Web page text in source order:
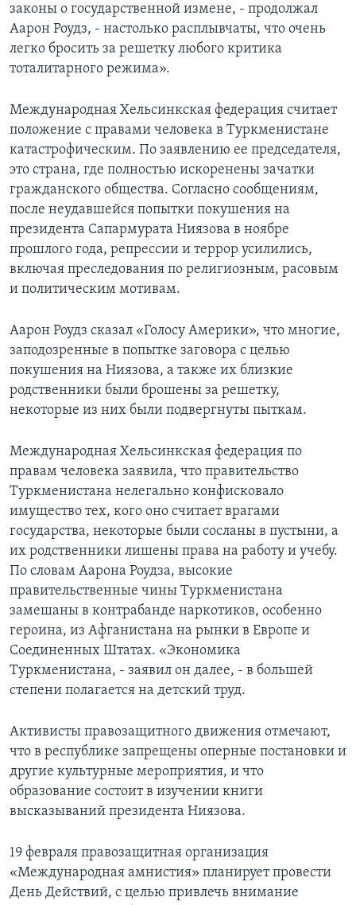
законы о государственной измене, - продолжал
Аарон Роудз, - настолько расплывчаты, что очень
легко бросить за решетку любого критика
тоталитарного режима».
Международная Хельсинкская федерация считает
положение с правами человека в Туркменистане
катастрофическим. По заявлению ее председателя,
это страна, где полностью искоренены зачатки
гражданского общества. Согласно сообщениям,
после неудавшейся попытки покушения на
президента Сапармурата Ниязова в ноябре
прошлого года, репрессии и террор усилились,
включая преследования по религиозным, расовым
и политическим мотивам.
Аарон Роудз сказал «Голосу Америки», что многие,
заподозренные в попытке заговора с целью
покушения на Ниязова, а также их близкие
родственники были брошены за решетку,
некоторые из них были подвергнуты пыткам.
Международная Хельсинкская федерация по
правам человека заявила, что правительство
Туркменистана нелегально конфисковало
имущество тех, кого оно считает врагами
государства, некоторые были сосланы в пустыни, а
их родственники лишены права на работу и учебу.
По словам Аарона Роудза, высокие
правительственные чины Туркменистана
замешаны в контрабанде наркотиков, особенно
героина, из Афганистана на рынки в Европе и
Соединенных Штатах. «Экономика
Туркменистана, - заявил он далее, - в большей
степени полагается на детский труд.
Активисты правозащитного движения отмечают,
что в республике запрещены оперные постановки и
другие культурные мероприятия, и что
образование состоит в изучении книги
высказываний президента Ниязова.
19 февраля правозащитная организация
«Международная амнистия» планирует провести
День Действий, с целью привлечь внимание